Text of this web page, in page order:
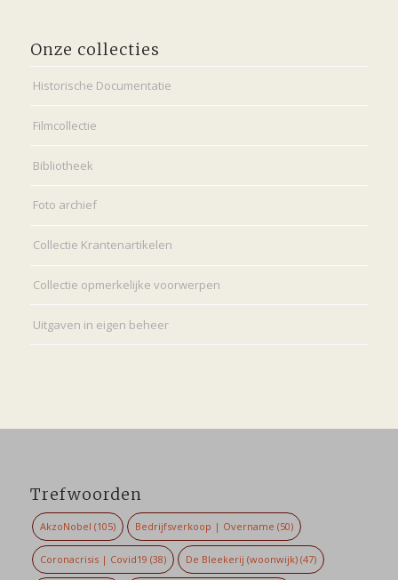
Onze collecties
Historische Documentatie
Filmcollectie
Bibliotheek
Foto archief
Collectie Krantenartikelen
Collectie opmerkelijke voorwerpen
Uitgaven in eigen beheer
Trefwoorden
AkzoNobel (105) Bedrijfsverkoop | Overname (50)
Coronacrisis | Covid19 (38) De Bleekerij (woonwijk) (47)